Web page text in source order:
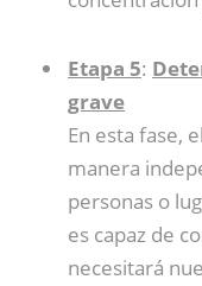
Etapa 5:
grave
En esta fase,
manera
personas o
es capaz de
necesitará